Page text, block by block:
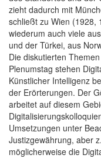
zieht dadurch mit
schließt zu Wien (1928,
wiederum auch viele
und der Türkei, aus
Die diskutierten
Plenumstag stehen
Künstlicher Intelligenz
der Erörterungen. Der
arbeitet auf diesem
Umsetzungen unter
Justizgewährung, aber
möglicherweise die